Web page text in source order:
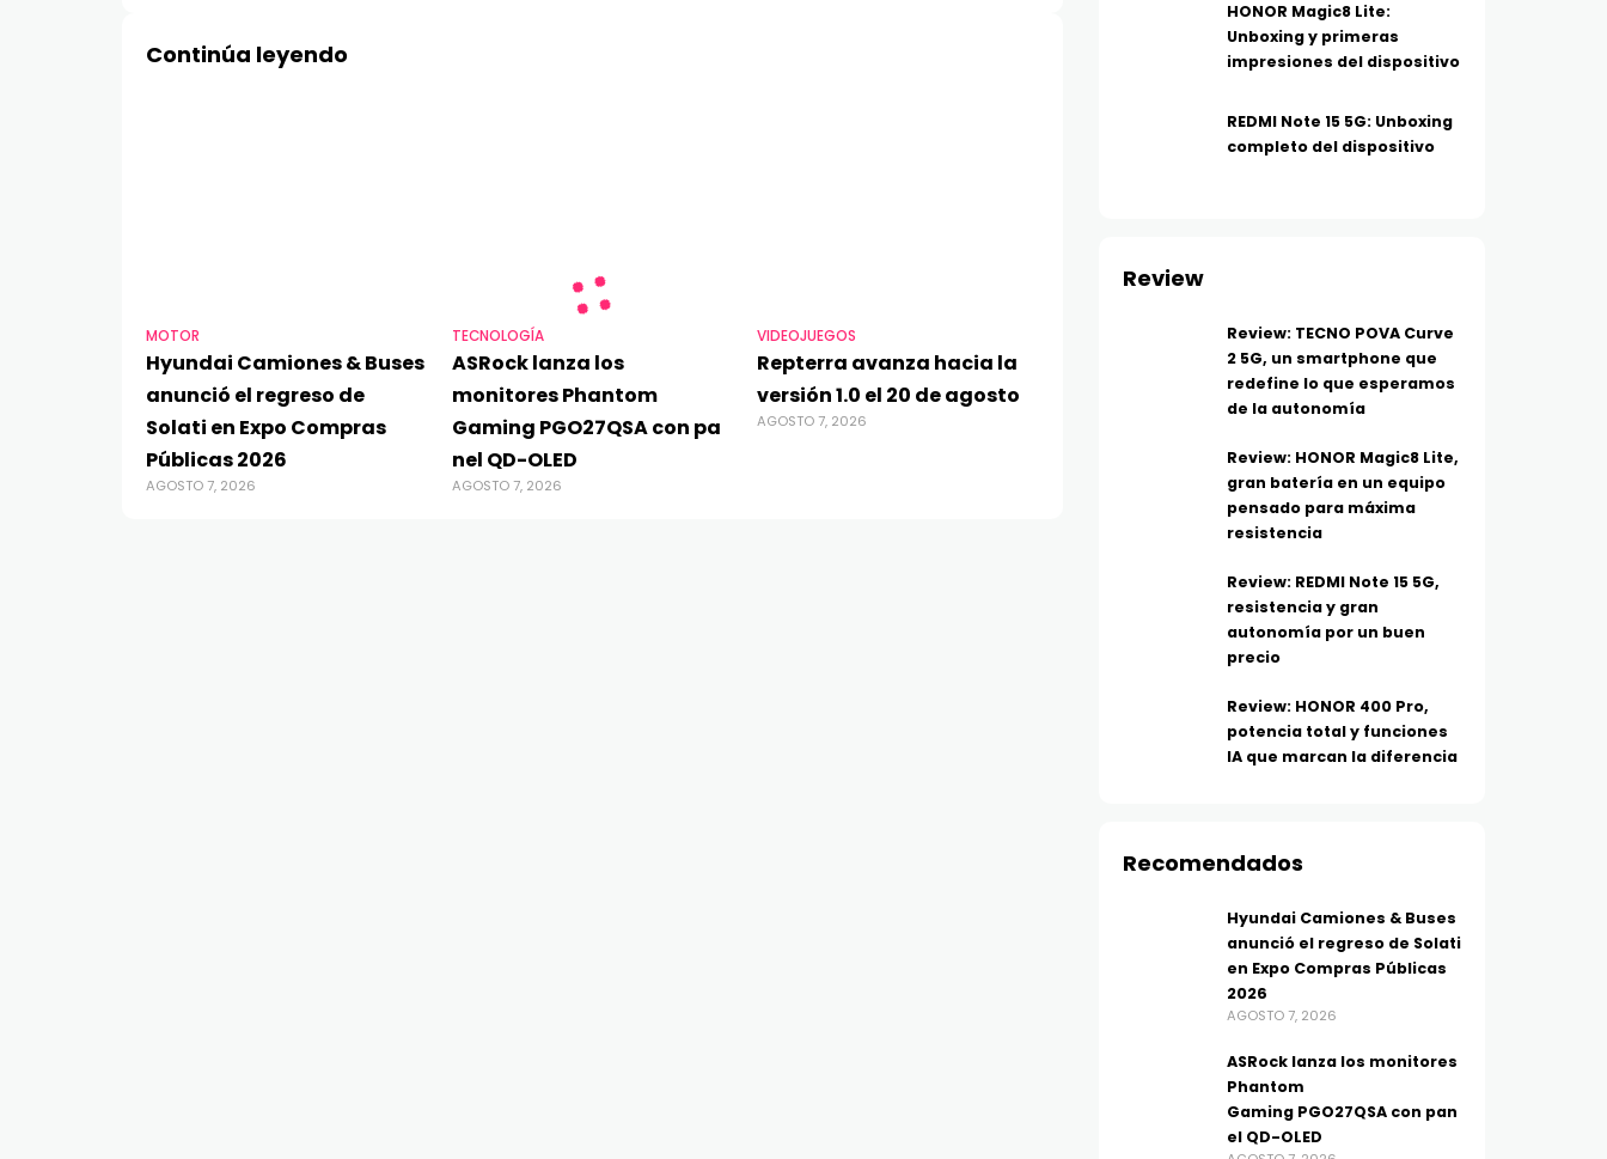
Continúa leyendo
MOTOR
Hyundai Camiones & Buses
anunció el regreso de
Solati en Expo Compras
Públicas 2026
AGOSTO 7, 2026
TECNOLOGÍA
ASRock lanza los
monitores Phantom
Gaming PGO27QSA con pa
nel QD-OLED
AGOSTO 7, 2026
VIDEOJUEGOS
Repterra avanza hacia la
versión 1.0 el 20 de agosto
AGOSTO 7, 2026
HONOR Magic8 Lite:
Unboxing y primeras
impresiones del dispositivo
REDMI Note 15 5G: Unboxing
completo del dispositivo
Review
Review: TECNO POVA Curve
2 5G, un smartphone que
redefine lo que esperamos
de la autonomía
Review: HONOR Magic8 Lite,
gran batería en un equipo
pensado para máxima
resistencia
Review: REDMI Note 15 5G,
resistencia y gran
autonomía por un buen
precio
Review: HONOR 400 Pro,
potencia total y funciones
IA que marcan la diferencia
Recomendados
Hyundai Camiones & Buses
anunció el regreso de Solati
en Expo Compras Públicas
2026
AGOSTO 7, 2026
ASRock lanza los monitores
Phantom
Gaming PGO27QSA con pan
el QD-OLED